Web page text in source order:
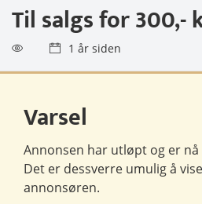
Til salgs for300,-
1 år siden
Varsel
Annonsen har utløpt og er nå
Det er dessverre umulig å
annonsøren.